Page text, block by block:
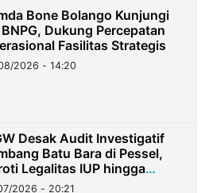
Bone Bolango Kunjungi
BNPG, Dukung Percepatan
Fasilitas Strategis
2026 - 14:20
Desak Audit Investigatif
Batu Bara di Pessel,
Legalitas IUP hingga
2026 - 20:21